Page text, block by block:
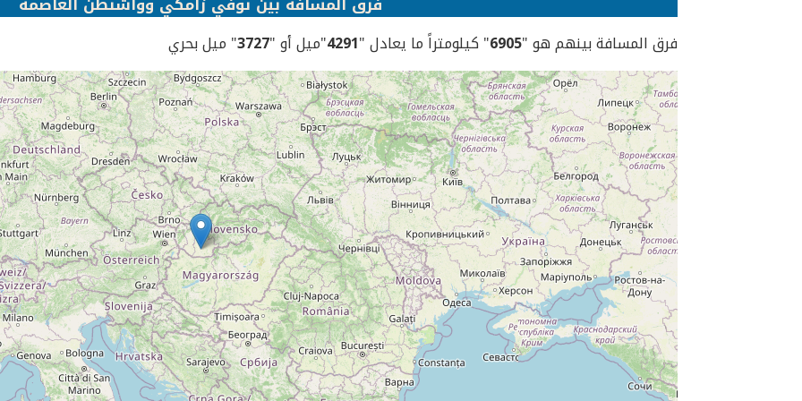
فرق المسافة بينهم هو "6905" كيلومتراً ما يعادل "4291"ميل أو "3727" ميل بحري